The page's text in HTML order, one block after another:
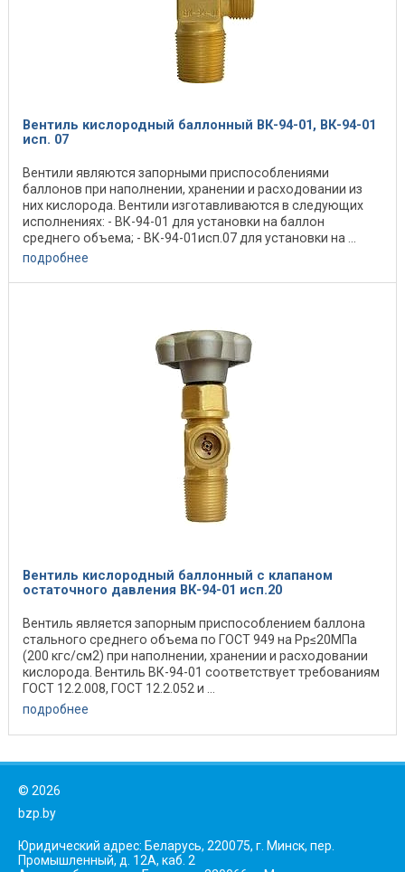
Вентиль кислородный баллонный ВК-94-01, ВК-94-01
исп. 07
Вентили являются запорными приспособлениями
баллонов при наполнении, хранении и расходовании из
них кислорода. Вентили изготавливаются в следующих
исполнениях: - ВК-94-01 для установки на баллон
среднего объема; - ВК-94-01исп.07 для установки на ...
подробнее
Вентиль кислородный баллонный с клапаном
остаточного давления ВК-94-01 исп.20
Вентиль является запорным приспособлением баллона
стального среднего объема по ГОСТ 949 на Рр≤20МПа
(200 кгс/см2) при наполнении, хранении и расходовании
кислорода. Вентиль ВК-94-01 соответствует требованиям
ГОСТ 12.2.008, ГОСТ 12.2.052 и ...
подробнее
© 2026
bzp.by
Юридический адрес: Беларусь, 220075, г. Минск, пер.
Промышленный, д. 12А, каб. 2